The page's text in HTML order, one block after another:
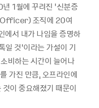
1월에 꾸려진 ‘신분증
조직에 20여
에서 내가 나임을 증명하
일 것’이라는 가설이 기
비하는 시간이 늘어나
가진 만큼, 오프라인에
것이 중요해졌기 때문이